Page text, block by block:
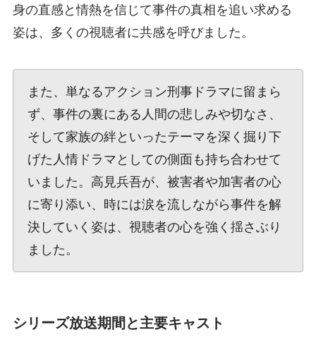
身の直感と情熱を信じて事件の真相を追い求める
姿は、多くの視聴者に共感を呼びました。
また、単なるアクション刑事ドラマに留まら
ず、事件の裏にある人間の悲しみや切なさ、
そして家族の絆といったテーマを深く掘り下
げた人情ドラマとしての側面も持ち合わせて
いました。高見兵吾が、被害者や加害者の心
に寄り添い、時には涙を流しながら事件を解
決していく姿は、視聴者の心を強く揺さぶり
ました。
シリーズ放送期間と主要キャスト